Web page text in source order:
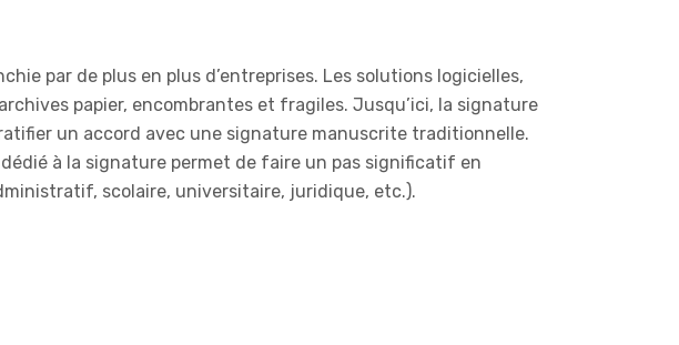
par de plus en plus d’entreprises. Les solutions logicielles,
papier, encombrantes et fragiles. Jusqu’ici, la signature
un accord avec une signature manuscrite traditionnelle.
à la signature permet de faire un pas significatif en
scolaire, universitaire, juridique, etc.).